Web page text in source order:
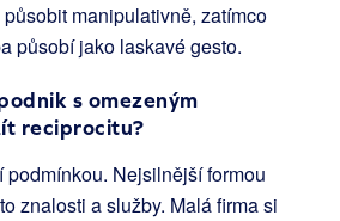
manipulativně, zatímco
působí jako laskavé gesto.
s omezeným
reciprocitu?
podmínkou. Nejsilnější formou
znalosti a služby. Malá firma si